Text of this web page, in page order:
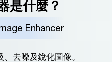
是什麼？
Enhancer
去噪及銳化圖像。